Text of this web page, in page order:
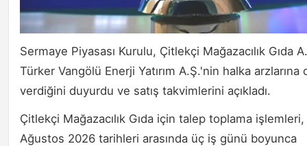
Sermaye Piyasası Kurulu, Çitlekçi Mağazacılık Gıda
Türker Vangölü Enerji Yatırım A.Ş.'nin halka arzlarına
verdiğini duyurdu ve satış takvimlerini açıkladı.
Çitlekçi Mağazacılık Gıda için talep toplama
Ağustos 2026 tarihleri arasında üç iş günü boyunca